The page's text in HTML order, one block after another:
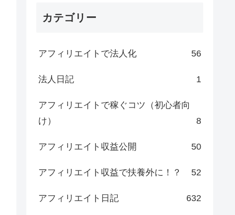
カテゴリー
アフィリエイトで法人化 56
法人日記 1
アフィリエイトで稼ぐコツ（初心者向
け）
8
アフィリエイト収益公開 50
アフィリエイト収益で扶養外に！？ 52
アフィリエイト日記 632